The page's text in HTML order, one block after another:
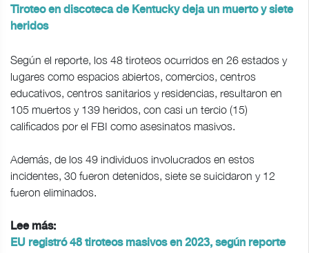
Tiroteo en discoteca de Kentucky deja un muerto y siete
heridos
Según el reporte, los 48 tiroteos ocurridos en 26 estados y
lugares como espacios abiertos, comercios, centros
educativos, centros sanitarios y residencias, resultaron en
105 muertos y 139 heridos, con casi un tercio (15)
calificados por el FBI como asesinatos masivos.
Además, de los 49 individuos involucrados en estos
incidentes, 30 fueron detenidos, siete se suicidaron y 12
fueron eliminados.
Lee más:
EU registró 48 tiroteos masivos en 2023, según reporte